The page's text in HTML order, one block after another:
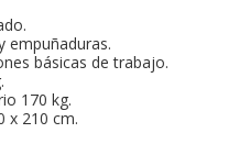
empuñaduras.
básicas de trabajo.
170 kg.
x 210 cm.